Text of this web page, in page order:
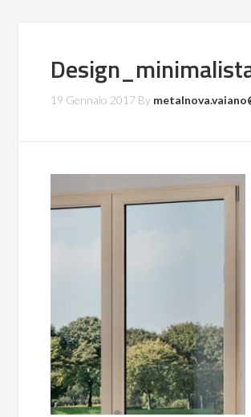
19 Gennaio 2017 By